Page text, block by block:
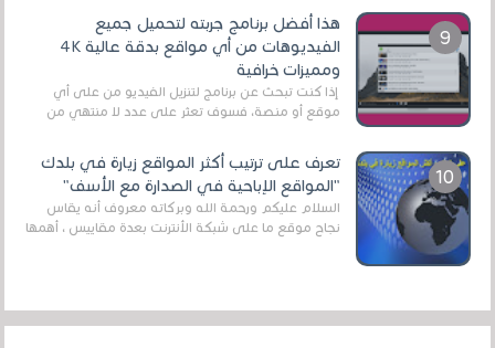
هذا أفضل برنامج جربته لتحميل جميع
الفيديوهات من أي مواقع بدقة عالية 4K
ومميزات خرافية
إذا كنت تبحث عن برنامج لتنزيل الفيديو من على أي
موقع أو منصة، فسوف تعثر على عدد لا منتهي من
تعرف على ترتيب أكثر المواقع زيارة في بلدك
"المواقع الإباحية في الصدارة مع الأسف"
السلام عليكم ورحمة الله وبركاته معروف أنه يقاس
نجاح موقع ما على شبكة الأنترنت بعدة مقاييس ، أهمها